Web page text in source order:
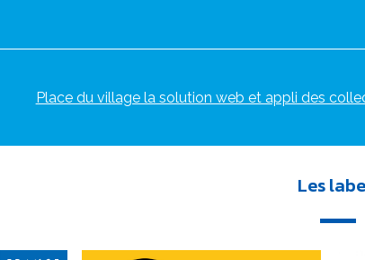
Place du village la solution web et appli des
Les